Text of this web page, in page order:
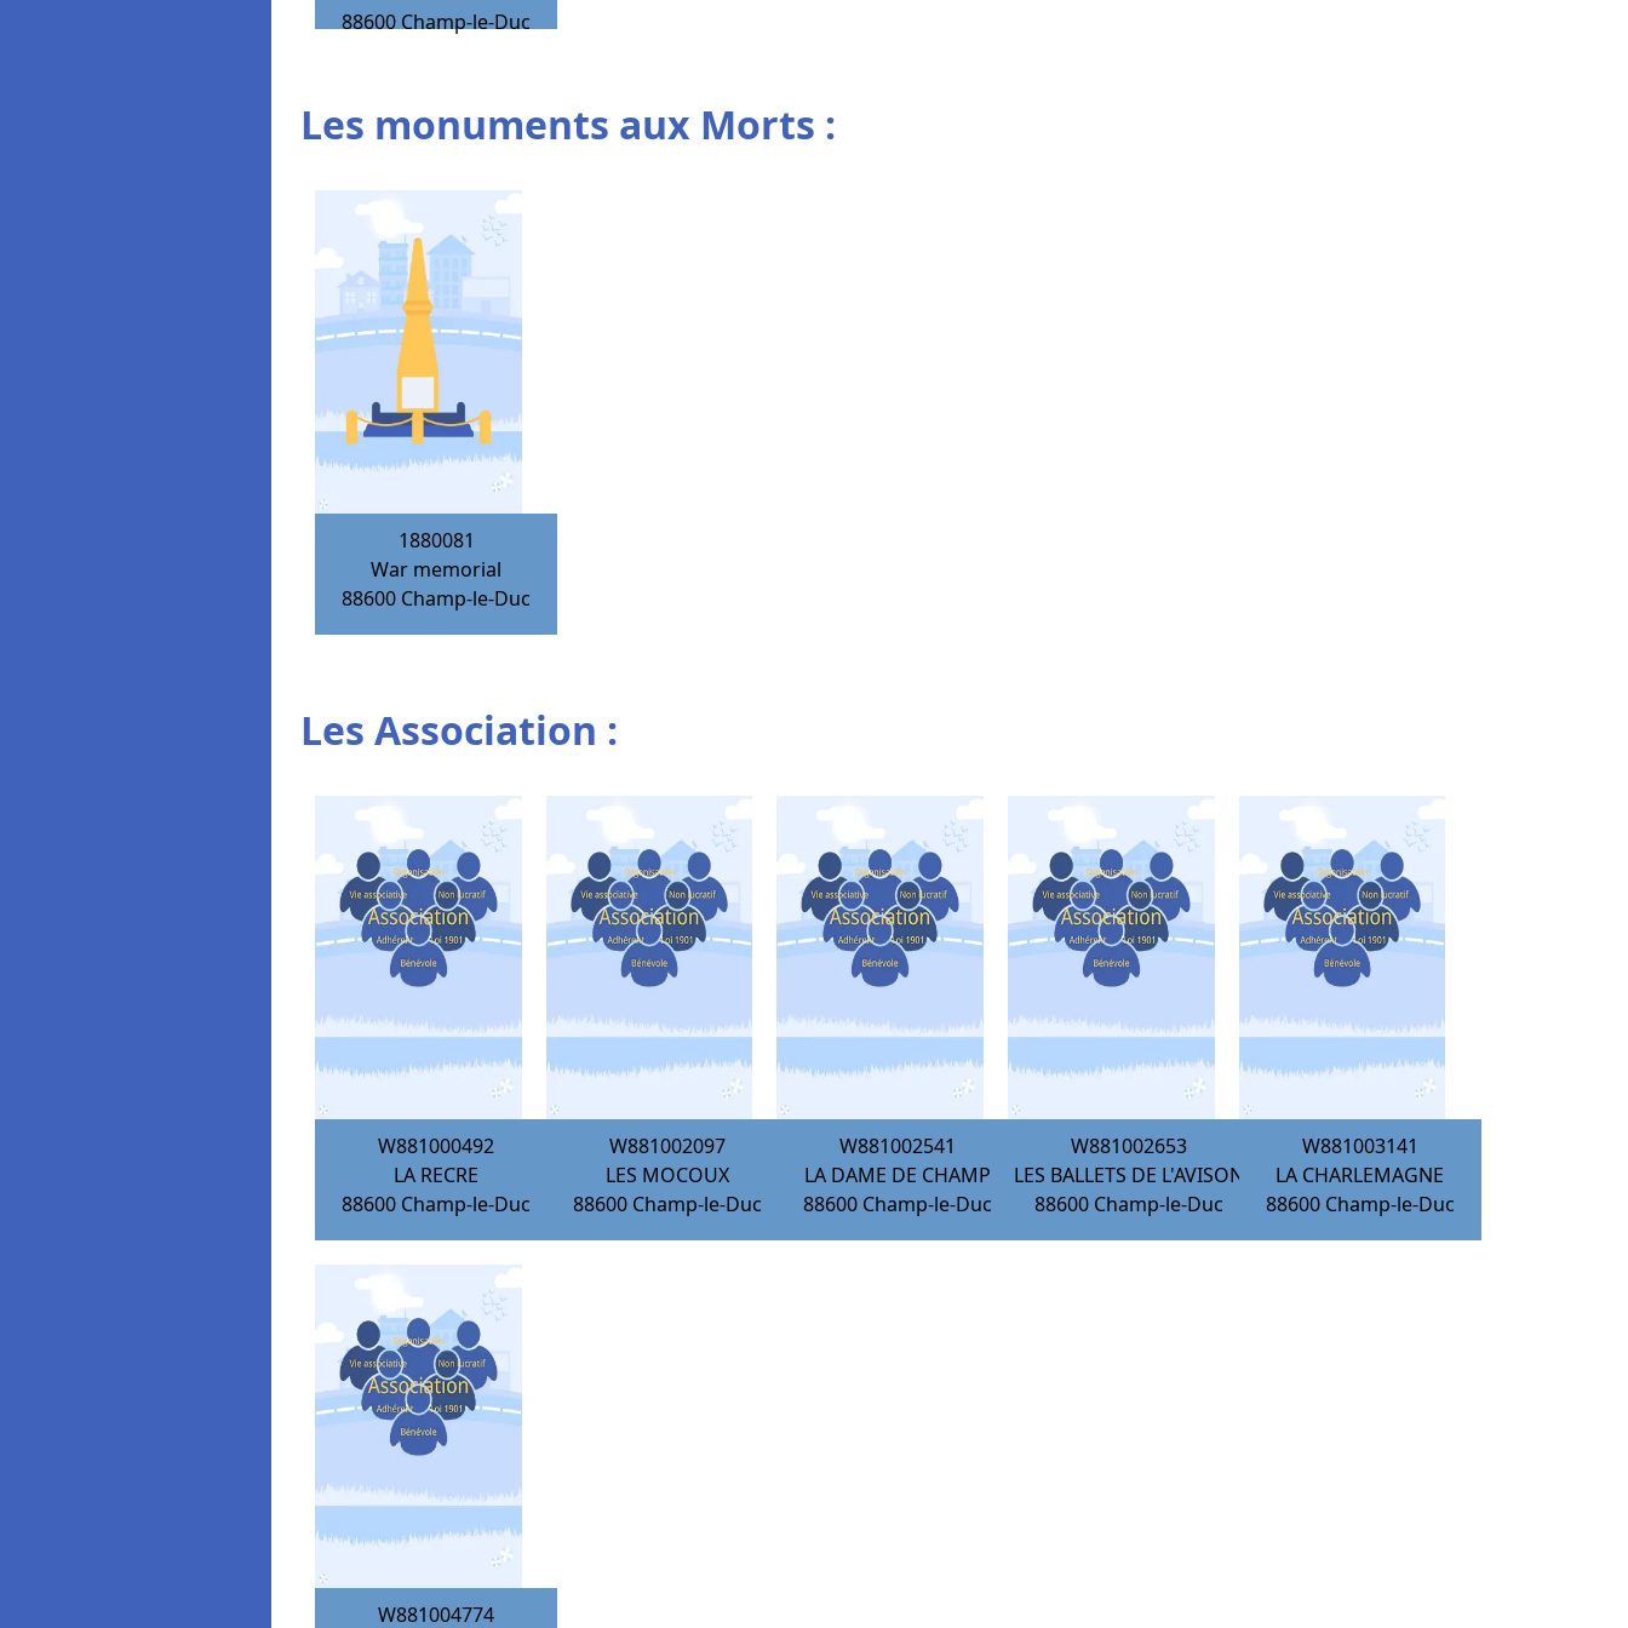
88600 Champ-le-Duc
Les monuments aux Morts :
1880081
War memorial
88600 Champ-le-Duc
Les Association :
W881000492
LA RECRE
88600 Champ-le-Duc
W881002097
LES MOCOUX
88600 Champ-le-Duc
W881002541
LA DAME DE CHAMP
88600 Champ-le-Duc
W881002653
LES BALLETS DE L'AVISON
88600 Champ-le-Duc
W881003141
LA CHARLEMAGNE
88600 Champ-le-Duc
W881004774